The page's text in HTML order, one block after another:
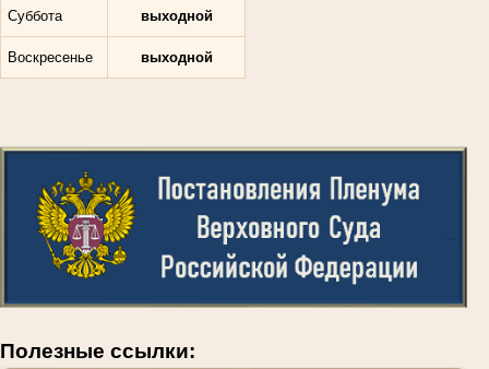
Суббота выходной
Воскресенье выходной
Полезные ссылки: